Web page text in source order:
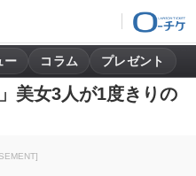
ー コラム プレゼント
美女3人が1度きりの